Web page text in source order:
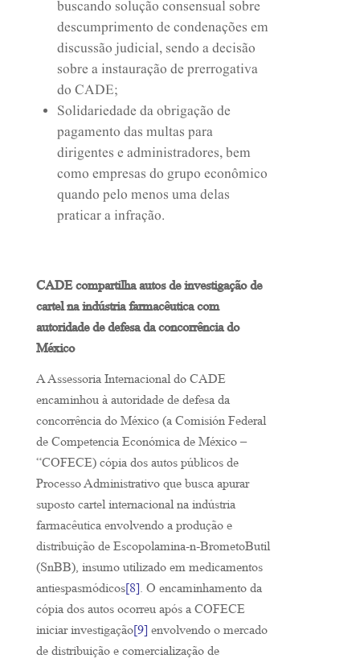
buscando solução consensual sobre
descumprimento de condenações em
discussão judicial, sendo a decisão
sobre a instauração de prerrogativa
do CADE;
Solidariedade da obrigação de
pagamento das multas para
dirigentes e administradores, bem
como empresas do grupo econômico
quando pelo menos uma delas
praticar a infração.
CADE compartilha autos de investigação de
cartel na indústria farmacêutica com
autoridade de defesa da concorrência do
México
A Assessoria Internacional do CADE
encaminhou à autoridade de defesa da
concorrência do México (a Comisión Federal
de Competencia Económica de México –
“COFECE) cópia dos autos públicos de
Processo Administrativo que busca apurar
suposto cartel internacional na indústria
farmacêutica envolvendo a produção e
distribuição de Escopolamina-n-BrometoButil
(SnBB), insumo utilizado em medicamentos
antiespasmódicos[8]. O encaminhamento da
cópia dos autos ocorreu após a COFECE
iniciar investigação[9] envolvendo o mercado
de distribuição e comercialização de